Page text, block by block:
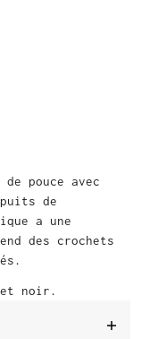
de pouce avec
de
a une
des crochets
noir.